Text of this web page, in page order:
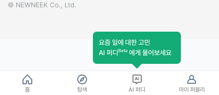
© NEWNEEK Co., Ltd.
홈 탐색
요즘 일에 대한 고민
AI 퍼디Beta 에게 물어보세요
AI 퍼디 마이 퍼블리